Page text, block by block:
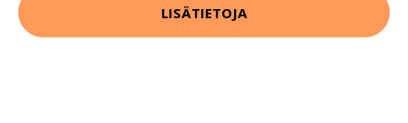
LISÄTIETOJA